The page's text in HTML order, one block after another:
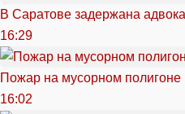
В Саратове задержана
16:29
Пожар на мусорном
16:02